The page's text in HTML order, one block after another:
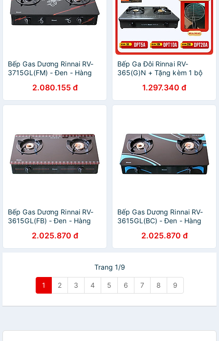
Bếp Gas Dương Rinnai RV-
3715GL(FM) - Đen - Hàng
2.080.155 đ
Bếp Ga Đôi Rinnai RV-
365(G)N + Tặng kèm 1 bộ
Chính Hãng1.297.340 đ
Bếp Gas Dương Rinnai RV-
3615GL(FB) - Đen - Hàng
2.025.870 đ
Bếp Gas Dương Rinnai RV-
3615GL(BC) - Đen - Hàng
2.025.870 đ
Trang 1/9
1 2 3 4 5 6 7 8 9